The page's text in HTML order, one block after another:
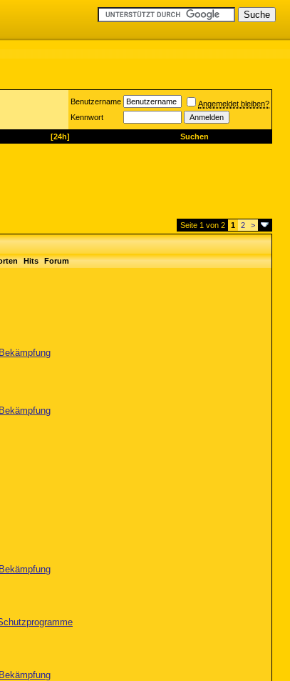
Benutzername
Angemeldet bleiben?
Kennwort
[24h] Suchen
Seite 1 von 2 1 2 >
Hits Forum